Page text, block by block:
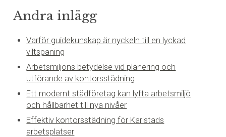
Andra inlägg
Varför guidekunskap är nyckeln till en lyckad
viltspaning
Arbetsmiljöns betydelse vid planering och
utförande av kontorsstädning
Ett modernt städföretag kan lyfta arbetsmiljö
och hållbarhet till nya nivåer
Effektiv kontorsstädning för Karlstads
arbetsplatser